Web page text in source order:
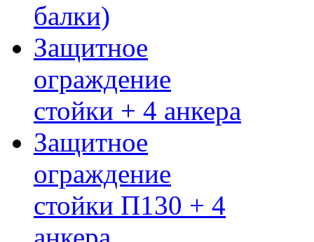
балки)
Защитное
ограждение
стойки + 4 анкера
Защитное
ограждение
стойки П130 + 4